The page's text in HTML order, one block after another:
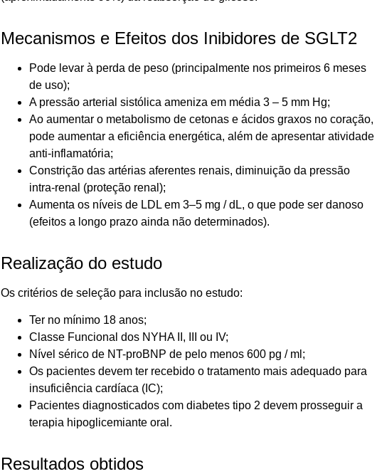
Mecanismos e Efeitos dos Inibidores de SGLT2
Pode levar à perda de peso (principalmente nos primeiros 6 meses
de uso);
A pressão arterial sistólica ameniza em média 3 – 5 mm Hg;
Ao aumentar o metabolismo de cetonas e ácidos graxos no coração,
pode aumentar a eficiência energética, além de apresentar atividade
anti-inflamatória;
Constrição das artérias aferentes renais, diminuição da pressão
intra-renal (proteção renal);
Aumenta os níveis de LDL em 3–5 mg / dL, o que pode ser danoso
(efeitos a longo prazo ainda não determinados).
Realização do estudo
Os critérios de seleção para inclusão no estudo:
Ter no mínimo 18 anos;
Classe Funcional dos NYHA II, III ou IV;
Nível sérico de NT-proBNP de pelo menos 600 pg / ml;
Os pacientes devem ter recebido o tratamento mais adequado para
insuficiência cardíaca (IC);
Pacientes diagnosticados com diabetes tipo 2 devem prosseguir a
terapia hipoglicemiante oral.
Resultados obtidos